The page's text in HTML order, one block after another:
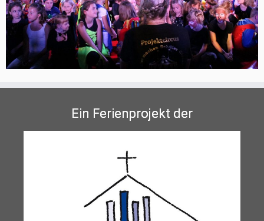
Ein Ferienprojekt der